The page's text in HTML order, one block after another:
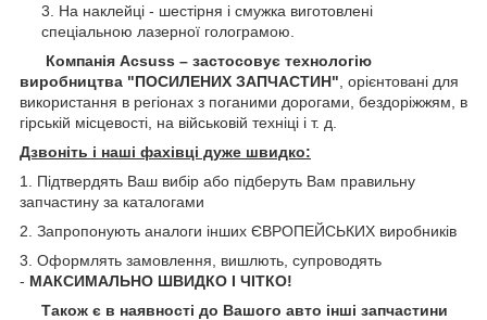
На наклейці - шестірня і смужка виготовлені
спеціальною лазерної голограмою.
Компанія Acsuss – застосовує технологію
виробництва "ПОСИЛЕНИХ ЗАПЧАСТИН" , орієнтовані для
використання в регіонах з поганими дорогами, бездоріжжям, в
гірській місцевості, на військовій техніці і т. д.
Дзвоніть і наші фахівці дуже швидко:
1. Підтвердять Ваш вибір або підберуть Вам правильну
запчастину за каталогами
2. Запропонують аналоги інших ЄВРОПЕЙСЬКИХ виробників
3. Оформлять замовлення, вишлють, супроводять
- МАКСИМАЛЬНО ШВИДКО І ЧІТКО!
Також є в наявності до Вашого авто інші запчастини